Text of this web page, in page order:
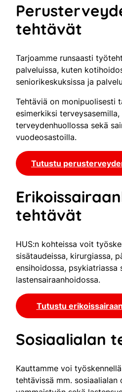
tehtävät
Tarjoamme runsaasti
palveluissa, kuten
seniorikeskuksissa ja
Tehtäviä on monipuolisesti
esimerkiksi terveysasemilla,
terveydenhuollossa sekä
vuodeosastoilla.
Tutustu
tehtävät
HUS:n kohteissa voit
sisätaudeissa, kirurgiassa,
ensihoidossa, psykiatriassa
lastensairaanhoidossa.
Tutustu
Sosiaalialan
Kauttamme voi
tehtävissä mm. sosiaalialan